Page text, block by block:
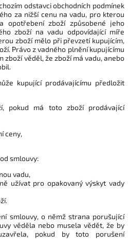
odstavci obchodních podmínek
za nižší cenu na vadu, pro kterou
opotřebení zboží způsobené jeho
zboží na vadu odpovídající míře
zboží mělo při převzetí kupujícím,
Právo z vadného plnění kupujícímu
zboží věděl, že zboží má vadu, anebo
kupující prodávajícímu předložit
pokud má toto zboží prodávající
ceny,
smlouvy:
vadu,
užívat pro opakovaný výskyt vady
smlouvy, o němž strana porušující
věděla nebo musela vědět, že by
pokud by toto porušení